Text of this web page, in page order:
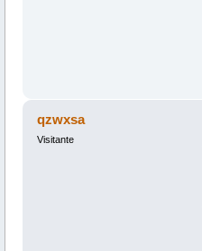
qzwxsa
Visitante